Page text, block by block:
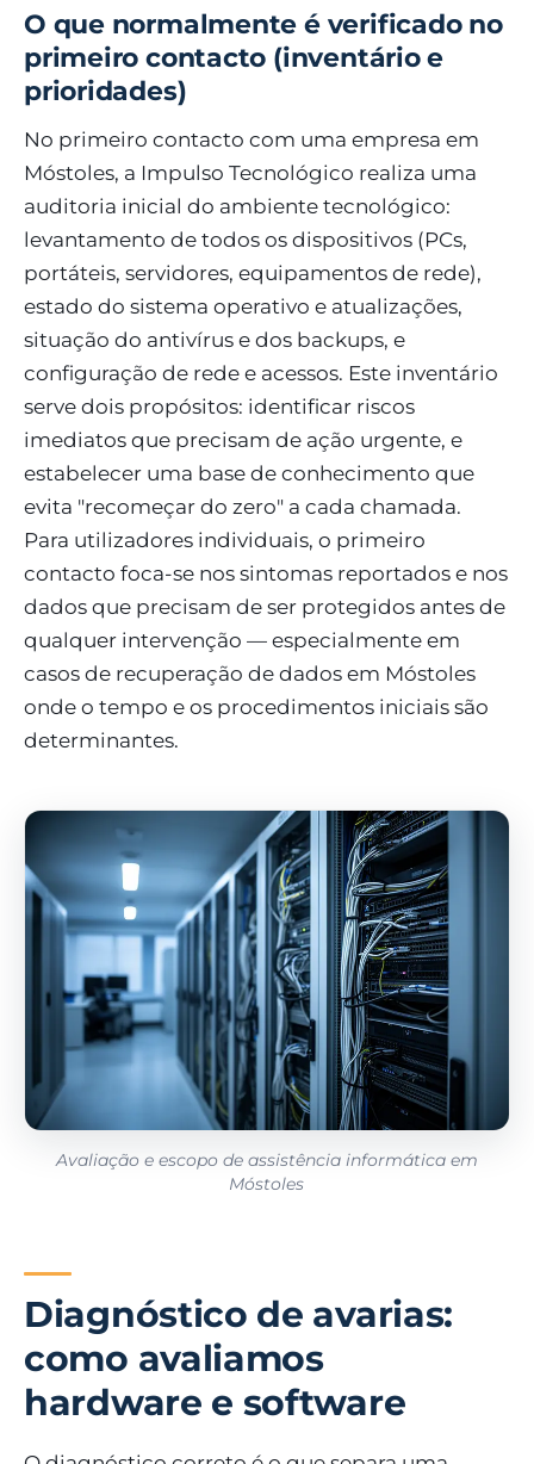
O que normalmente é verificado no
primeiro contacto (inventário e
prioridades)
No primeiro contacto com uma empresa em
Móstoles, a Impulso Tecnológico realiza uma
auditoria inicial do ambiente tecnológico:
levantamento de todos os dispositivos (PCs,
portáteis, servidores, equipamentos de rede),
estado do sistema operativo e atualizações,
situação do antivírus e dos backups, e
configuração de rede e acessos. Este inventário
serve dois propósitos: identificar riscos
imediatos que precisam de ação urgente, e
estabelecer uma base de conhecimento que
evita "recomeçar do zero" a cada chamada.
Para utilizadores individuais, o primeiro
contacto foca-se nos sintomas reportados e nos
dados que precisam de ser protegidos antes de
qualquer intervenção — especialmente em
casos de recuperação de dados em Móstoles
onde o tempo e os procedimentos iniciais são
determinantes.
Avaliação e escopo de assistência informática em
Móstoles
Diagnóstico de avarias:
como avaliamos
hardware e software